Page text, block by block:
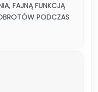
FAJNĄ FUNKCJĄ
PODCZAS